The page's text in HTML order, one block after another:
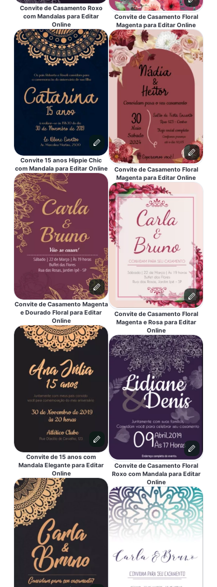
Convite de Casamento Roxo
com Mandalas para Editar
Online
Convite 15 anos Hippie Chic
com Mandala para Editar Online
Convite de Casamento Magenta
e Dourado Floral para Editar
Online
Convite de 15 anos com
Mandala Elegante para Editar
Online
Convite de Casamento Floral
Magenta para Editar Online
Convite de Casamento Floral
Magenta para Editar Online
Convite de Casamento Floral
Magenta e Rosa para Editar
Online
Convite de Casamento Floral
Roxo com Mandala para Editar
Online